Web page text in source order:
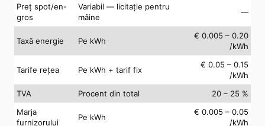
Preț spot/en-
gros
Variabil — licitație pentru
mâine
—
Taxă energie Pe kWh
€ 0.005 – 0.20
/kWh
Tarife rețea Pe kWh + tarif fix
€ 0.05 – 0.15
/kWh
TVA
Procent din total
20 – 25 %
Marja
furnizorului
Pe kWh
€ 0.005 – 0.05
/kWh